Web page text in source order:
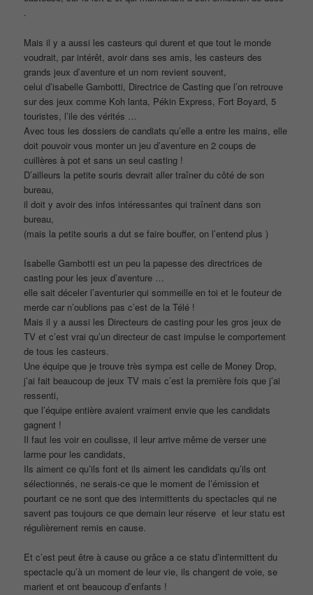
.
Mais il y a aussi les casteurs qui durent et que tout le monde
voudrait, par intérêt, avoir dans ses amis, les casteurs des
grands jeux d’aventure et un nom revient souvent,
celui d’isabelle Gambotti, Directrice de Casting que l’on retrouve
sur des jeux comme Koh lanta, Pékin Express, Fort Boyard, 5
touristes, l’ile des vérités …
Avec tous les dossiers de candiats qu’elle a entre les mains, elle
doit pouvoir vous monter un jeu d’aventure en 2 coups de
cuillères à pot et sans un seul casting !
D’ailleurs la petite souris devrait aller traîner du côté de son
bureau,
il doit y avoir des infos intéressantes qui traînent dans son
bureau,
(mais la petite souris a dut se faire bouffer, on l’entend plus )
Isabelle Gambotti est un peu la papesse des directrices de
casting pour les jeux d’aventure …
elle sait déceler l’aventurier qui sommeille en toi et le fouteur de
merde car n’oublions pas c’est de la Télé !
Mais il y a aussi les Directeurs de casting pour les gros jeux de
TV et c’est vrai qu’un directeur de cast impulse le comportement
de tous les casteurs.
Une équipe que je trouve très sympa est celle de Money Drop,
j’ai fait beaucoup de jeux TV mais c’est la première fois que j’ai
ressenti,
que l’équipe entière avaient vraiment envie que les candidats
gagnent !
Il faut les voir en coulisse, il leur arrive même de verser une
larme pour les candidats,
Ils aiment ce qu’ils font et ils aiment les candidats qu’ils ont
sélectionnés, ne serais-ce que le moment de l’émission et
pourtant ce ne sont que des intermittents du spectacles qui ne
savent pas toujours ce que demain leur réserve et leur statu est
régulièrement remis en cause.
Et c’est peut être à cause ou grâce a ce statu d’intermittent du
spectacle qu’à un moment de leur vie, ils changent de voie, se
marient et ont beaucoup d’enfants !